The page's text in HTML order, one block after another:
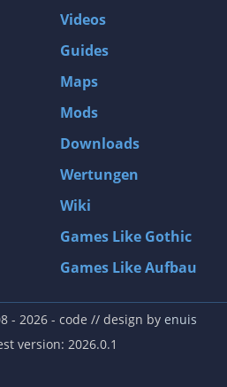
Videos
Guides
Maps
Mods
Downloads
Wertungen
Wiki
Games Like Gothic
Games Like Aufbau
- 2026- code // design by enuis
version: 2026.0.1